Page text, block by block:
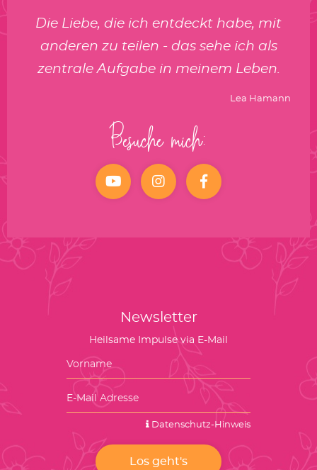
Die Liebe, die ich entdeckt habe, mit
anderen zu teilen - das sehe ich als
zentrale Aufgabe in meinem Leben.
Lea Hamann
Besuche mich:
YouTube Instagramfacebook
Newsletter
Heilsame Impulse via E-Mail
Datenschutz-Hinweis